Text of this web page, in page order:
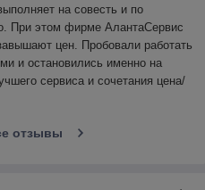
на совесть и по
При этом фирме АлантаСервис
цен. Пробовали работать
и остановились именно на
сервиса и сочетания цена/
отзывы